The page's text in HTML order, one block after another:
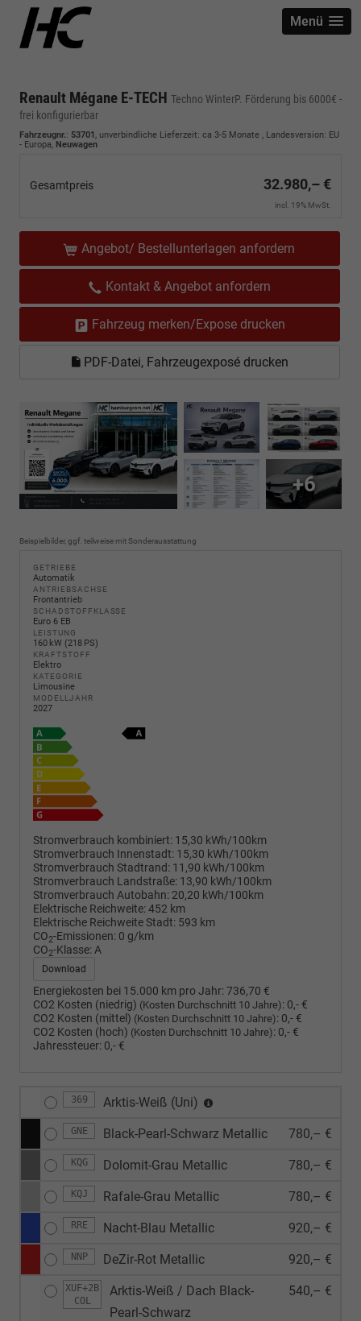
Menü
Renault Mégane E-TECH Techno WinterP. Förderung bis 6000€ -
frei konfigurierbar
Fahrzeugnr.: 53701 , unverbindliche Lieferzeit: ca 3-5 Monate , Landesversion: EU
- Europa, Neuwagen
Gesamtpreis 32.980,– €
incl. 19% MwSt.
Angebot/ Bestellunterlagen anfordern
Kontakt & Angebot anfordern
Fahrzeug merken/Expose drucken
PDF-Datei, Fahrzeugexposé drucken
+6
Beispielbilder, ggf. teilweise mit Sonderausstattung
GETRIEBE
Automatik
ANTRIEBSACHSE
Frontantrieb
SCHADSTOFFKLASSE
Euro 6 EB
LEISTUNG
160 kW (218 PS)
KRAFTSTOFF
Elektro
KATEGORIE
Limousine
MODELLJAHR
2027
Stromverbrauch kombiniert: 15,30 kWh/100km
Stromverbrauch Innenstadt: 15,30 kWh/100km
Stromverbrauch Stadtrand: 11,90 kWh/100km
Stromverbrauch Landstraße: 13,90 kWh/100km
Stromverbrauch Autobahn: 20,20 kWh/100km
Elektrische Reichweite:452 km
Elektrische Reichweite Stadt: 593 km
CO2-Emissionen: 0 g/km
CO2-Klasse:A
Download
Energiekosten bei 15.000 km pro Jahr:736,70 €
CO2 Kosten (niedrig) (Kosten Durchschnitt 10 Jahre): 0,- €
CO2 Kosten (mittel) (Kosten Durchschnitt 10 Jahre): 0,- €
CO2 Kosten (hoch) (Kosten Durchschnitt 10 Jahre): 0,- €
Jahressteuer: 0,- €
369 Arktis-Weiß (Uni)
GNE Black-Pearl-Schwarz Metallic 780,– €
KQG Dolomit-Grau Metallic 780,– €
KQJ Rafale-Grau Metallic 780,– €
RRE Nacht-Blau Metallic 920,– €
NNP DeZir-Rot Metallic 920,– €
XUF+2B
COL
Arktis-Weiß / Dach Black-
Pearl-Schwarz
540,– €